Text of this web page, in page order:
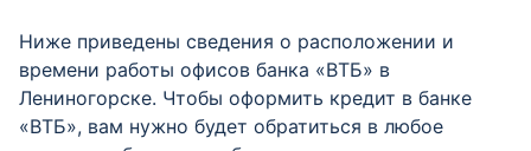
Ниже приведены сведения о расположении и
времени работы офисов банка «ВТБ» в
Лениногорске. Чтобы оформить кредит в банке
«ВТБ», вам нужно будет обратиться в любое